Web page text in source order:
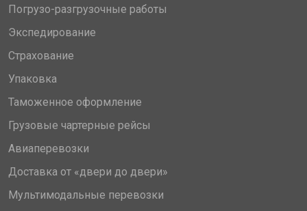
Погрузо-разгрузочные работы
Экспедирование
Страхование
Упаковка
Таможенное оформление
Грузовые чартерные рейсы
Авиаперевозки
Доставка от «двери до двери»
Мультимодальные перевозки